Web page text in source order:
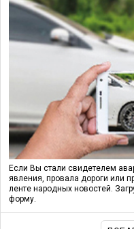
Если Вы стали свидетелем
явления, провала дороги или
ленте народных новостей.
форму.